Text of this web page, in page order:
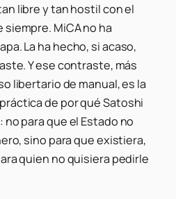
libre y tan hostil con el
MiCA no ha
La ha hecho, si acaso,
Y ese contraste, más
libertario de manual, es la
de por qué Satoshi
para que el Estado no
sino para que existiera,
quien no quisiera pedirle